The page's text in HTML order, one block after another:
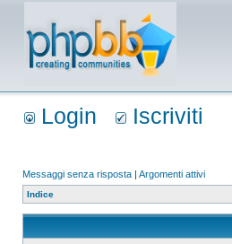
Login Iscriviti
Messaggi senza risposta | Argomenti attivi
Indice